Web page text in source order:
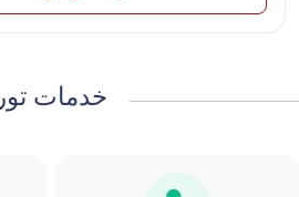
خدمات تور